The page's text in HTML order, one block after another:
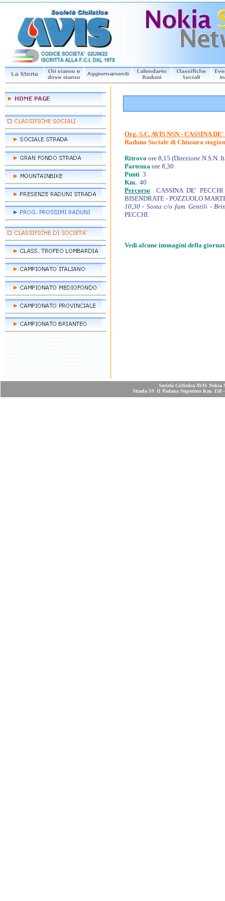
Org. S.C. AVIS NSN - CASSINA
Raduno Sociale di Chiusura
Ritrovo ore 8,15 (Direzione
Partenza ore 8,30
Punti 3
Km. 40
Percorso: CASSINA DE'
BISENDRATE - POZZUOLO
10,30 - Sosta c/o fam. Gentili -
PECCHI.
Vedi alcune immagini della
Società Ciclistica AVIS Nokia
Strada SS 11 Padana Superiore Km. 158